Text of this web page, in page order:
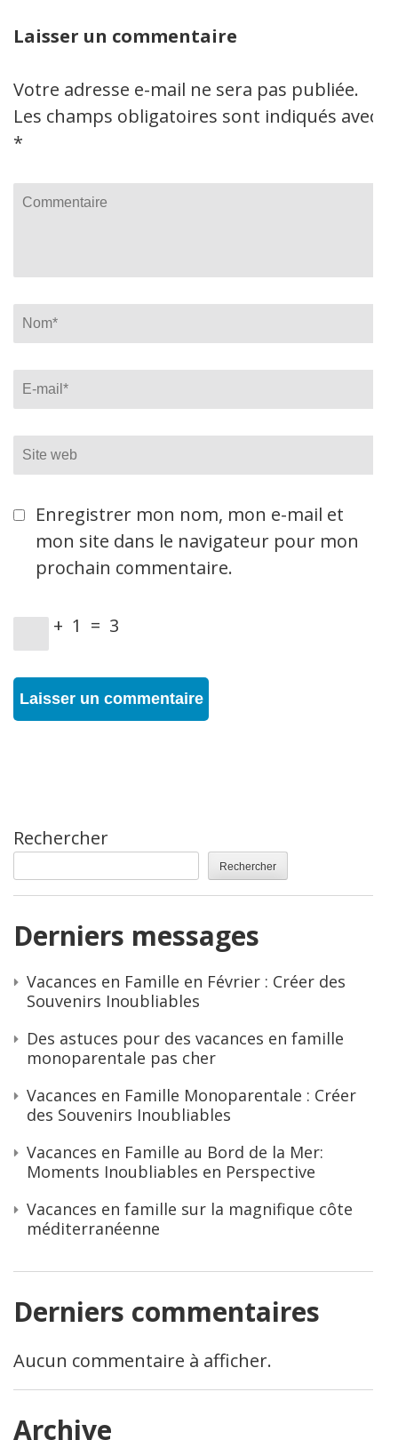
Laisser un commentaire
Votre adresse e-mail ne sera pas publiée.
Les champs obligatoires sont indiqués avec
*
Commentaire
Name
Email*
Site
web
Enregistrer mon nom, mon e-mail et
mon site dans le navigateur pour mon
prochain commentaire.
+ 1 = 3
Rechercher
Rechercher
Derniers messages
Vacances en Famille en Février : Créer des
Souvenirs Inoubliables
Des astuces pour des vacances en famille
monoparentale pas cher
Vacances en Famille Monoparentale : Créer
des Souvenirs Inoubliables
Vacances en Famille au Bord de la Mer:
Moments Inoubliables en Perspective
Vacances en famille sur la magnifique côte
méditerranéenne
Derniers commentaires
Aucun commentaire à afficher.
Archive